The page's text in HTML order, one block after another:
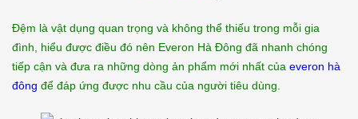
Đệm là vật dụng quan trọng và không thể thiếu trong mỗi gia
đình, hiểu được điều đó nên Everon Hà Đông đã nhanh chóng
tiếp cận và đưa ra những dòng ản phẩm mới nhất của everon hà
đông để đáp ứng được nhu cầu của người tiêu dùng.